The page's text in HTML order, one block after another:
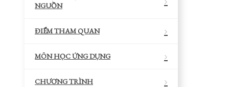
NGUỒN
ĐIỂM THAM QUAN
MÔN HỌC ỨNG DỤNG
CHƯƠNG TRÌNH